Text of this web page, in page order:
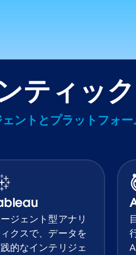
ティッ
ントとプラットフォ
ジェント型アナリ
クスで、データを
的なインテリジェ